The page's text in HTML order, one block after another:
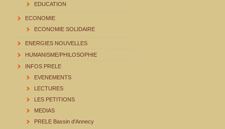
EDUCATION
ECONOMIE
ECONOMIE SOLIDAIRE
ENERGIES NOUVELLES
HUMANISME/PHILOSOPHIE
INFOS PRELE
EVENEMENTS
LECTURES
LES PETITIONS
MEDIAS
PRELE Bassin d'Annecy